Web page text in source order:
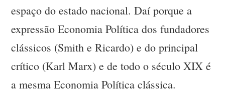
espaço do estado nacional. Daí porque a
expressão Economia Política dos fundadores
clássicos (Smith e Ricardo) e do principal
crítico (Karl Marx) e de todo o século XIX é
a mesma Economia Política clássica.